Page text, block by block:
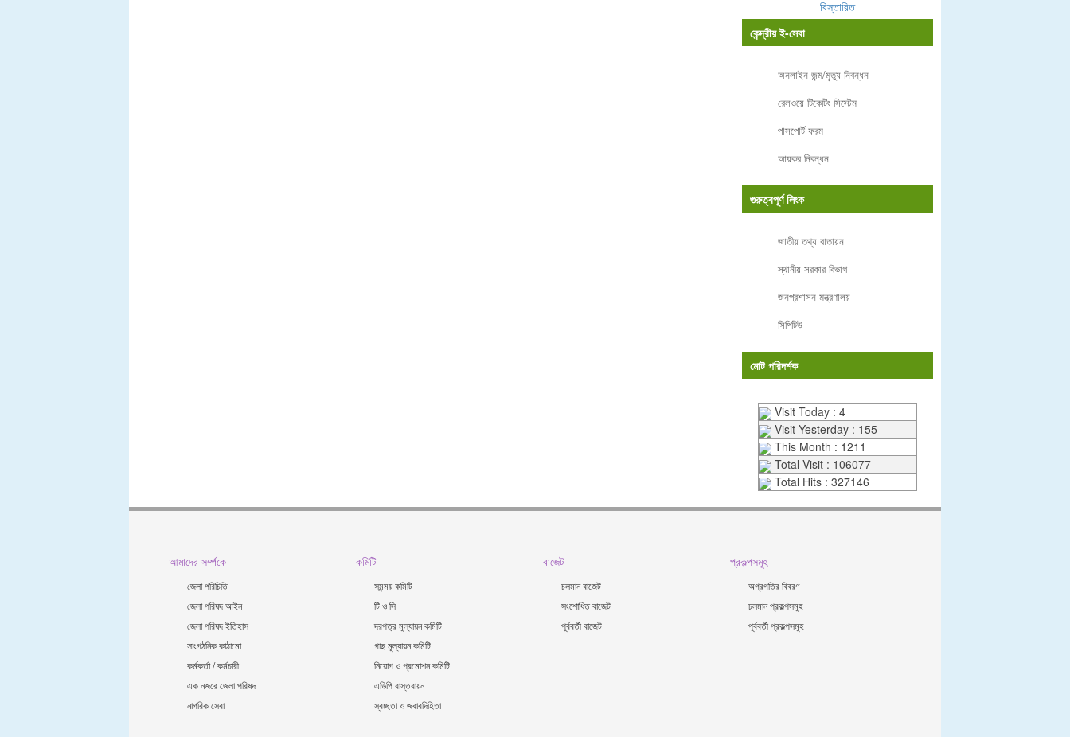
বিস্তারিত
কেন্দ্রীয় ই-সেবা
অনলাইন জন্ম/মৃত্যু নিবন্ধন
রেলওয়ে টিকেটিং সিস্টেম
পাসপোর্ট ফরম
আয়কর নিবন্ধন
গুরুত্বপূর্ণ লিংক
জাতীয় তথ্য বাতায়ন
স্থানীয় সরকার বিভাগ
জনপ্রশাসন মন্ত্রণালয়
সিপিটিউ
মোট পরিদর্শক
Visit Today : 4
Visit Yesterday : 155
This Month : 1211
Total Visit : 106077
Total Hits : 327146
আমাদের সর্ম্পকে
জেলা পরিচিতি
জেলা পরিষদ আইন
জেলা পরিষদ ইতিহাস
সাংগঠনিক কাঠামো
কর্মকর্তা / কর্মচারী
এক নজরে জেলা পরিষদ
নাগরিক সেবা
কমিটি
সমন্ময় কমিটি
টি ও সি
দরপত্র মূল্যায়ন কমিটি
গাছ মূল্যায়ন কমিটি
নিয়োগ ও প্রমোশন কমিটি
এডিপি বাস্তবায়ন
স্বচ্ছতা ও জবাবদিহিতা
বাজেট
চলমান বাজেট
সংশোধিত বাজেট
পূর্ববর্তী বাজেট
প্রকল্পসমূহ
অগ্রগতির বিবরণ
চলমান প্রকল্পসমূহ
পূর্ববর্তী প্রকল্পসমূহ